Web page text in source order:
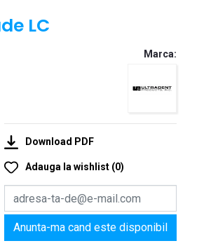
LC
Marca:
Download PDF
Adauga la wishlist (0)
Anunta-ma cand este disponibil